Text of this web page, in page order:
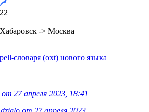
-> Москва
словаря (oxt) нового языка
27 апреля 2023, 18:41